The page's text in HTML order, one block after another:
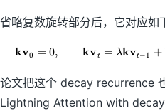
省略复数旋转部分后，它对应如
kv0 = 0, kvt = λkvt−1 +
论文把这个 decay recurrence
Lightning Attention with